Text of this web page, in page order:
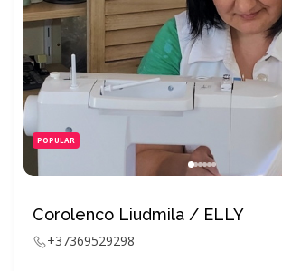
POPULAR
Corolenco Liudmila / ELLY
+37369529298